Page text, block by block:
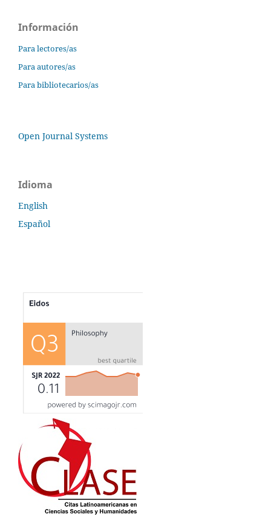
Información
Para lectores/as
Para autores/as
Para bibliotecarios/as
Open Journal Systems
Idioma
English
Español